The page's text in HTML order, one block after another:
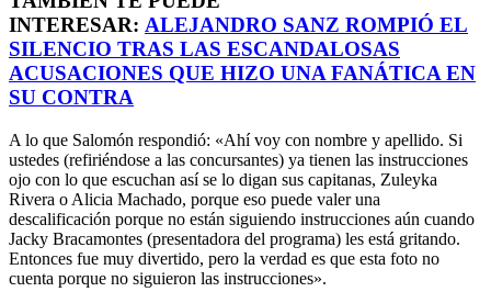
INTERESAR: ALEJANDRO SANZ ROMPIÓ EL
SILENCIO TRAS LAS ESCANDALOSAS
ACUSACIONES QUE HIZO UNA FANÁTICA EN
SU CONTRA
A lo que Salomón respondió: «Ahí voy con nombre y apellido. Si
ustedes (refiriéndose a las concursantes) ya tienen las instrucciones
ojo con lo que escuchan así se lo digan sus capitanas, Zuleyka
Rivera o Alicia Machado, porque eso puede valer una
descalificación porque no están siguiendo instrucciones aún cuando
Jacky Bracamontes (presentadora del programa) les está gritando.
Entonces fue muy divertido, pero la verdad es que esta foto no
cuenta porque no siguieron las instrucciones».